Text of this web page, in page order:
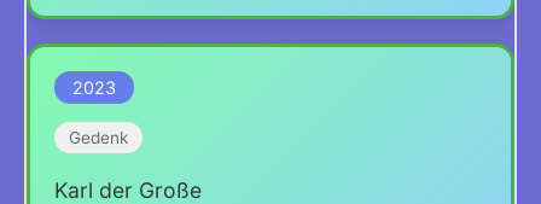
2023
Gedenk
Karl der Große